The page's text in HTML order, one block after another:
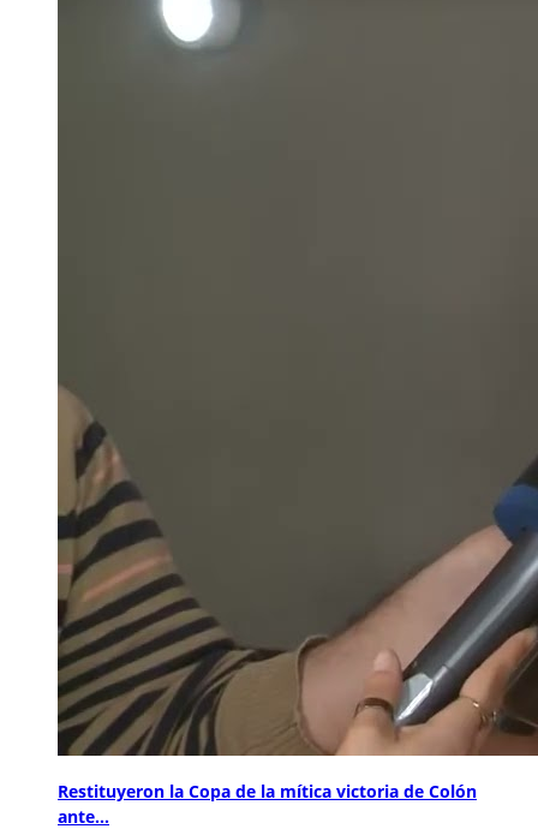
Restituyeron la Copa de la mítica victoria de Colón
ante...